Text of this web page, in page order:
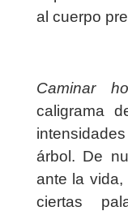
al cuerpo
Caminar
caligrama
árbol. De
ante la
ciertas